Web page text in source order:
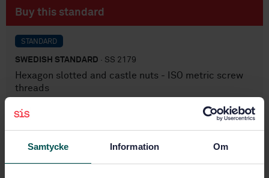
Samtycke Information Om
Buy this standard
STANDARD
SWEDISH STANDARD · SS 2179
Hexagon slotted and castle nuts - ISO metric screw
threads
Subscribe on standards - Read more
Price: